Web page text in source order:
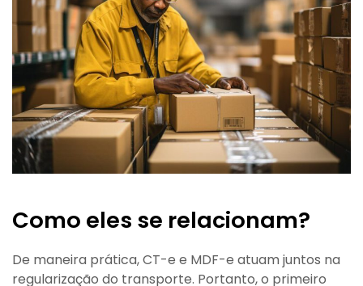
Como eles se relacionam?
De maneira prática, CT-e e MDF-e atuam juntos na
regularização do transporte. Portanto, o primeiro